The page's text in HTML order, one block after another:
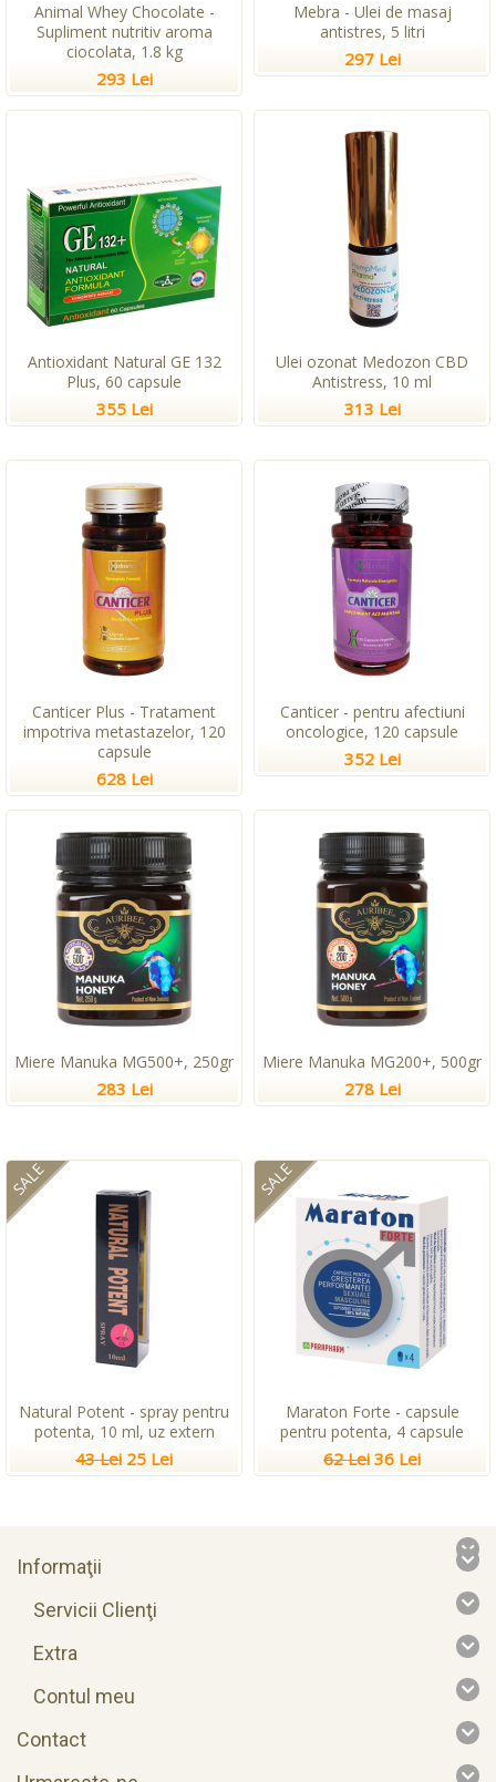
Animal Whey Chocolate -
Supliment nutritiv aroma
ciocolata, 1.8 kg
293 Lei
Mebra - Ulei de masaj
antistres, 5 litri
297 Lei
Antioxidant Natural GE 132
Plus, 60 capsule
355 Lei
Ulei ozonat Medozon CBD
Antistress, 10 ml
313 Lei
Canticer Plus - Tratament
impotriva metastazelor, 120
capsule
628 Lei
Canticer - pentru afectiuni
oncologice, 120 capsule
352 Lei
Miere Manuka MG500+, 250gr
283 Lei
Miere Manuka MG200+, 500gr
278 Lei
SALE
Natural Potent - spray pentru
potenta, 10 ml, uz extern
43 Lei 25 Lei
SALE
Maraton Forte - capsule
pentru potenta, 4 capsule
62 Lei 36 Lei
Informaţii
Servicii Clienţi
Extra
Contul meu
Contact